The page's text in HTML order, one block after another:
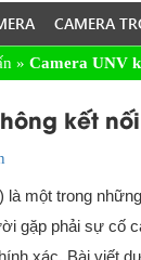
CAMERA
» Camera UNV
kết
là một trong
gặp phải sự cố